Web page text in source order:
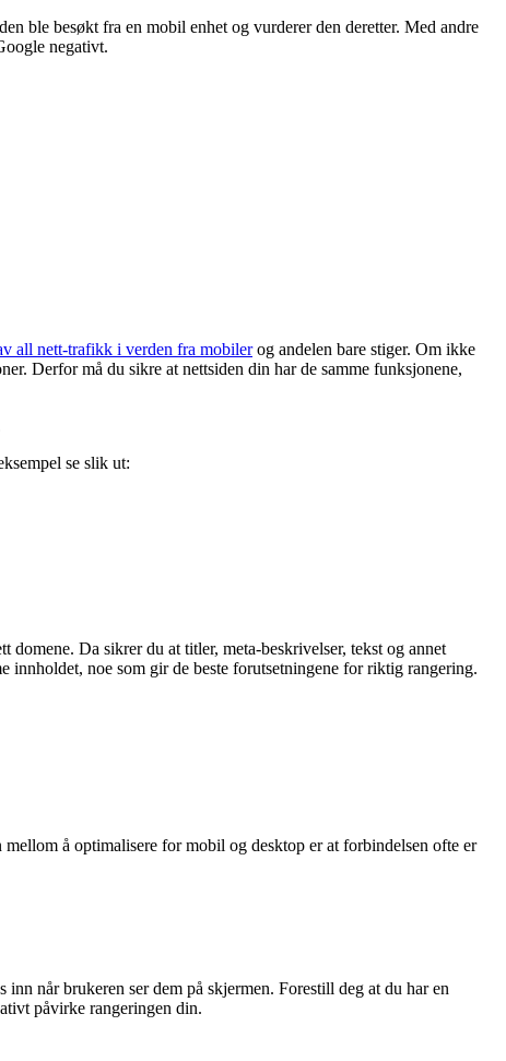
ble besøkt fra en mobil enhet og vurderer den deretter. Med andre
negativt.
all nett-trafikk i verden fra mobilerog andelen bare stiger. Om ikke
Derfor må du sikre at nettsiden din har de samme funksjonene,
se slik ut:
Da sikrer du at titler, meta-beskrivelser, tekst og annet
noe som gir de beste forutsetningene for riktig rangering.
å optimalisere for mobil og desktop er at forbindelsen ofte er
når brukeren ser dem på skjermen. Forestill deg at du har en
påvirke rangeringen din.